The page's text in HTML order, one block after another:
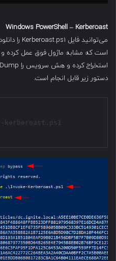
Windows PowerShell – Kerberoast
دستور زیر قابل انجام است.
kerberoast.ps1